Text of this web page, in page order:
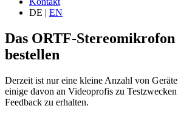
DE | EN
Das ORTF-Stereomikrofon
bestellen
Derzeit ist nur eine kleine Anzahl von
einige davon an Videoprofis zu
Feedback zu erhalten.